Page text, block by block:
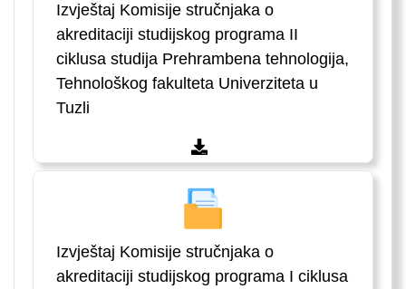
Izvještaj Komisije stručnjaka o
akreditaciji studijskog programa II
ciklusa studija Prehrambena tehnologija,
Tehnološkog fakulteta Univerziteta u
Tuzli
Izvještaj Komisije stručnjaka o
akreditaciji studijskog programa I ciklusa